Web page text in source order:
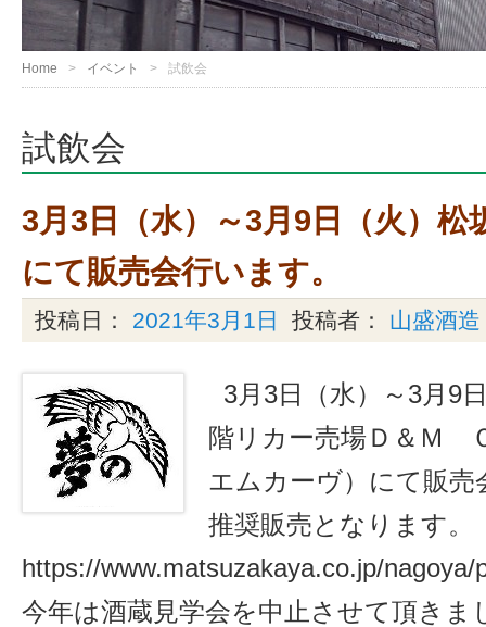
Home イベント 試飲会
試飲会
3月3日（水）～3月9日（火）松
にて販売会行います。
投稿日： 2021年3月1日 投稿者： 山盛酒造
3月3日（水）～3月9
階リカー売場Ｄ＆Ｍ
エムカーヴ）にて販
推奨販売となります
https://www.matsuzakaya.co.jp/
今年は酒蔵見学会を中止させて頂き